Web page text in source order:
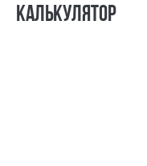
Калькулятор